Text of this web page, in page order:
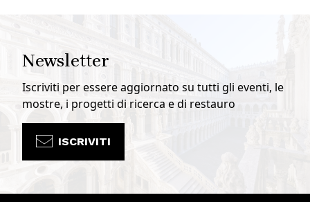
Newsletter
Iscriviti per essere aggiornato su tutti gli eventi, le
mostre, i progetti di ricerca e di restauro
ISCRIVITI